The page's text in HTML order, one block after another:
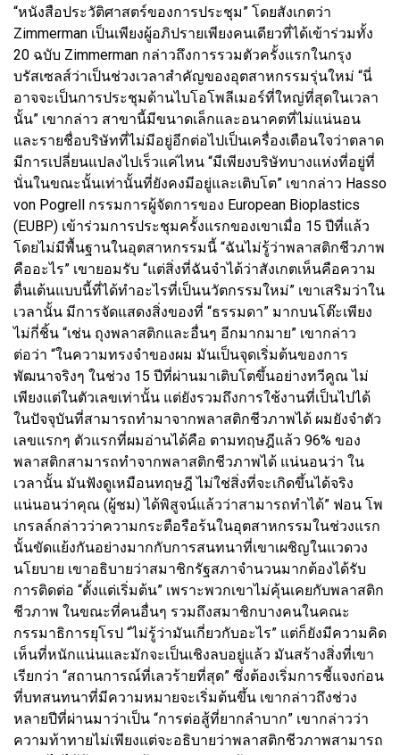
“หนังสือประวัติศาสตร์ของการประชุม” โดยสังเกตว่า
Zimmerman เป็นเพียงผู้อภิปรายเพียงคนเดียวที่ได้เข้าร่วมทั้ง
20 ฉบับ Zimmerman กล่าวถึงการรวมตัวครั้งแรกในกรุง
บรัสเซลส์ว่าเป็นช่วงเวลาสำคัญของอุตสาหกรรมรุ่นใหม่ “นี่
อาจจะเป็นการประชุมด้านไบโอโพลีเมอร์ที่ใหญ่ที่สุดในเวลา
นั้น” เขากล่าว สาขานี้มีขนาดเล็กและอนาคตที่ไม่แน่นอน
และรายชื่อบริษัทที่ไม่มีอยู่อีกต่อไปเป็นเครื่องเตือนใจว่าตลาด
มีการเปลี่ยนแปลงไปเร็วแค่ไหน “มีเพียงบริษัทบางแห่งที่อยู่ที่
นั่นในขณะนั้นเท่านั้นที่ยังคงมีอยู่และเติบโต” เขากล่าว Hasso
von Pogrell กรรมการผู้จัดการของ European Bioplastics
(EUBP) เข้าร่วมการประชุมครั้งแรกของเขาเมื่อ 15 ปีที่แล้ว
โดยไม่มีพื้นฐานในอุตสาหกรรมนี้ “ฉันไม่รู้ว่าพลาสติกชีวภาพ
คืออะไร” เขายอมรับ “แต่สิ่งที่ฉันจำได้ว่าสังเกตเห็นคือความ
ตื่นเต้นแบบนี้ที่ได้ทำอะไรที่เป็นนวัตกรรมใหม่” เขาเสริมว่าใน
เวลานั้น มีการจัดแสดงสิ่งของที่ “ธรรมดา” มากบนโต๊ะเพียง
ไม่กี่ชิ้น “เช่น ถุงพลาสติกและอื่นๆ อีกมากมาย” เขากล่าว
ต่อว่า “ในความทรงจำของผม มันเป็นจุดเริ่มต้นของการ
พัฒนาจริงๆ ในช่วง 15 ปีที่ผ่านมาเติบโตขึ้นอย่างทวีคูณ ไม่
เพียงแต่ในตัวเลขเท่านั้น แต่ยังรวมถึงการใช้งานที่เป็นไปได้
ในปัจจุบันที่สามารถทำมาจากพลาสติกชีวภาพได้ ผมยังจำตัว
เลขแรกๆ ตัวแรกที่ผมอ่านได้คือ ตามทฤษฎีแล้ว 96% ของ
พลาสติกสามารถทำจากพลาสติกชีวภาพได้ แน่นอนว่า ใน
เวลานั้น มันฟังดูเหมือนทฤษฎี ไม่ใช่สิ่งที่จะเกิดขึ้นได้จริง
แน่นอนว่าคุณ (ผู้ชม) ได้พิสูจน์แล้วว่าสามารถทำได้” ฟอน โพ
เกรลล์กล่าวว่าความกระตือรือร้นในอุตสาหกรรมในช่วงแรก
นั้นขัดแย้งกันอย่างมากกับการสนทนาที่เขาเผชิญในแวดวง
นโยบาย เขาอธิบายว่าสมาชิกรัฐสภาจำนวนมากต้องได้รับ
การติดต่อ “ตั้งแต่เริ่มต้น” เพราะพวกเขาไม่คุ้นเคยกับพลาสติก
ชีวภาพ ในขณะที่คนอื่นๆ รวมถึงสมาชิกบางคนในคณะ
กรรมาธิการยุโรป “ไม่รู้ว่ามันเกี่ยวกับอะไร” แต่ก็ยังมีความคิด
เห็นที่หนักแน่นและมักจะเป็นเชิงลบอยู่แล้ว มันสร้างสิ่งที่เขา
เรียกว่า “สถานการณ์ที่เลวร้ายที่สุด” ซึ่งต้องเริ่มการชี้แจงก่อน
ที่บทสนทนาที่มีความหมายจะเริ่มต้นขึ้น เขากล่าวถึงช่วง
หลายปีที่ผ่านมาว่าเป็น “การต่อสู้ที่ยากลำบาก” เขากล่าวว่า
ความท้าทายไม่เพียงแต่จะอธิบายว่าพลาสติกชีวภาพสามารถ